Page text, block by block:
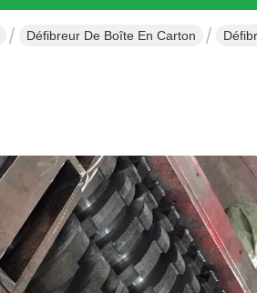
Défibreur De Boîte En Carton